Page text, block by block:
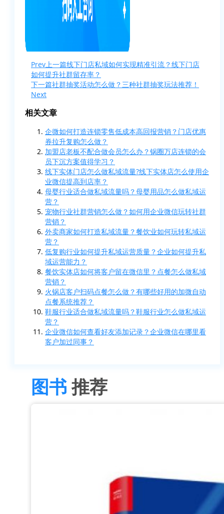
Prev上一篇线下门店私域如何实现精准引流？线下门店
如何提升社群留存率？
下一篇社群抽奖活动怎么做？三种社群抽奖玩法推荐！
Next
相关文章
企微如何打造连锁零售低成本高回报营销？门店优惠
券拉升复购怎么做？
加盟店老板不配合做会员怎么办？锅圈万店连锁的会
员下沉方案值得学习？
线下实体门店怎么做私域流量?线下实体店怎么使用企
业微信提高到店率？
母婴行业适合做私域流量吗？母婴用品怎么做私域运
营？
宠物行业社群营销怎么做？如何用企业微信玩转社群
营销？
外卖商家如何打造私域流量？餐饮业如何玩转私域运
营？
低复购行业如何提升私域运营质量？企业如何提升私
域运营能力？
餐饮实体店如何将客户留在微信里？点餐怎么做私域
营销？
火锅店客户扫码点餐怎么做？有哪些好用的加微自动
点餐系统推荐？
鞋服行业适合做私域流量吗？鞋服行业怎么做私域运
营？
企业微信如何查看好友添加记录？企业微信在哪里看
客户加过同事？
图书推荐